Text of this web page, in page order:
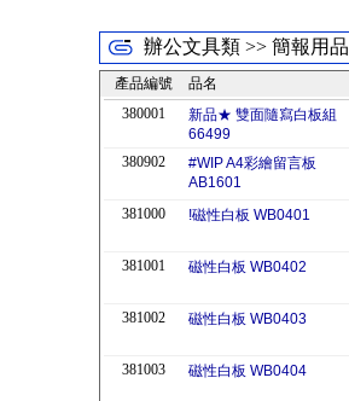
辦公文具類 >> 簡報用品
產品編號 品名
380001
新品★ 雙面隨寫白板組
66499
380902
#WIP A4彩繪留言板
AB1601
381000
!磁性白板 WB0401
381001
磁性白板 WB0402
381002
磁性白板 WB0403
381003
磁性白板 WB0404